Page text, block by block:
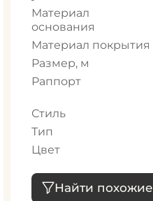
Материал
основания
Материал покрытия
Размер, м
Раппорт
Стиль
Тип
Цвет
Найти похожие